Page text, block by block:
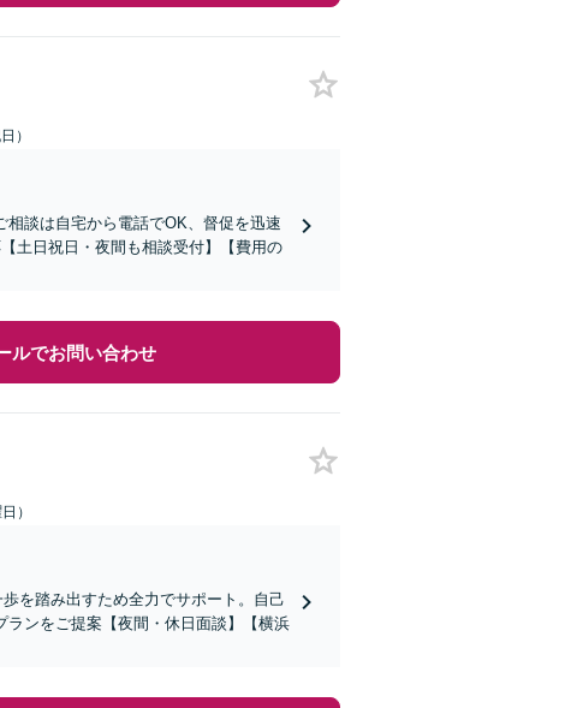
）
相談は自宅から電話でOK、督促を迅速
土日祝日・夜間も相談受付】【費用の
ルでお問い合わせ
）
を踏み出すため全力でサポート。自己
ンをご提案【夜間・休日面談】【横浜